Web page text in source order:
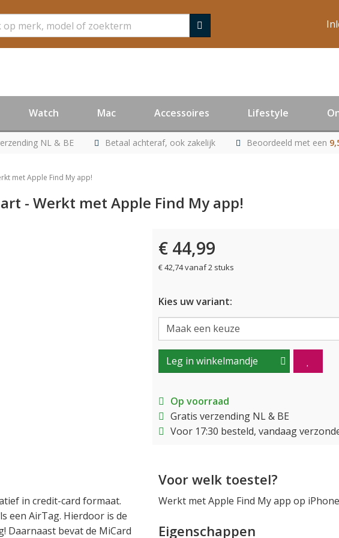
Watch Mac Accessoires Lifestyle
NL & BE Betaal achteraf, ook zakelijk Beoordeeld met een
met Apple Find My app!
- Werkt met Apple Find My app!
€ 44,99
€ 42,74 vanaf 2 stuks
Kies uw variant:
Leg in winkelmandje
Op voorraad
Gratis verzending NL & BE
Voor 17:30 besteld, vandaag
in credit-card formaat.
een AirTag. Hierdoor is de
Daarnaast bevat de MiCard
Voor welk toestel?
Werkt met Apple Find My app op
Eigenschappen